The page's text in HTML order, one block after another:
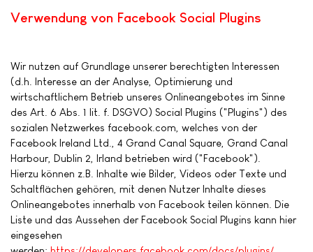
Verwendung von Facebook Social Plugins
Wir nutzen auf Grundlage unserer berechtigten Interessen
(d.h. Interesse an der Analyse, Optimierung und
wirtschaftlichem Betrieb unseres Onlineangebotes im Sinne
des Art. 6 Abs. 1 lit. f. DSGVO) Social Plugins ("Plugins") des
sozialen Netzwerkes facebook.com, welches von der
Facebook Ireland Ltd., 4 Grand Canal Square, Grand Canal
Harbour, Dublin 2, Irland betrieben wird ("Facebook").
Hierzu können z.B. Inhalte wie Bilder, Videos oder Texte und
Schaltflächen gehören, mit denen Nutzer Inhalte dieses
Onlineangebotes innerhalb von Facebook teilen können. Die
Liste und das Aussehen der Facebook Social Plugins kann hier
eingesehen